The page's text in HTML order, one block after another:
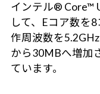
インテル® Core™
して、Eコア数を
作周波数を
から30MBへ増加
ています。